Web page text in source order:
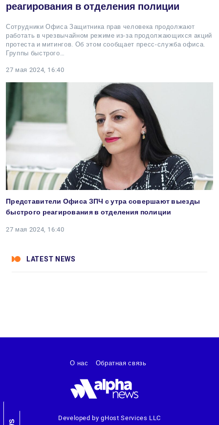
реагирования в отделения полиции
Сотрудники Офиса Защитника прав человека продолжают
работать в чрезвычайном режиме из-за продолжающихся акций
протеста и митингов. Об этом сообщает пресс-служба офиса.
Группы быстрого…
27 мая 2024, 16:40
Представители Офиса ЗПЧ с утра совершают выезды
быстрого реагирования в отделения полиции
27 мая 2024, 16:40
LATEST NEWS
Developed by gHost Services LLC
О нас Обратная связь